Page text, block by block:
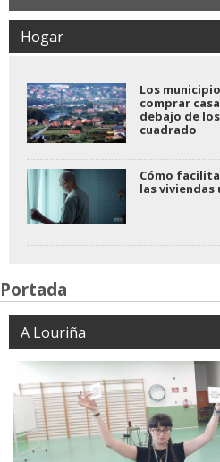
Hogar
Los
comprar
debajo de
cuadrado
Cómo
las
Portada
A Louriña